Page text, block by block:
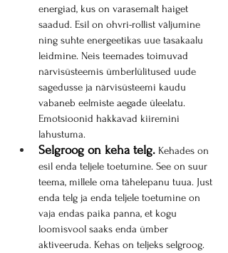
energiad, kus on varasemalt haiget
saadud. Esil on ohvri-rollist väljumine
ning suhte energeetikas uue tasakaalu
leidmine. Neis teemades toimuvad
närvisüsteemis ümberlülitused uude
sagedusse ja närvisüsteemi kaudu
vabaneb eelmiste aegade üleelatu.
Emotsioonid hakkavad kiiremini
lahustuma.
Selgroog on keha telg. Kehades on
esil enda teljele toetumine. See on suur
teema, millele oma tähelepanu tuua. Just
enda telg ja enda teljele toetumine on
vaja endas paika panna, et kogu
loomisvool saaks enda ümber
aktiveeruda. Kehas on teljeks selgroog.